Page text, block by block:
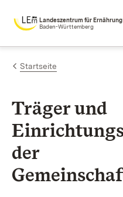
Zum Inhalt springen
Landeszentrum für Ernährung
Baden-Württemberg
Startseite
Träger und
der